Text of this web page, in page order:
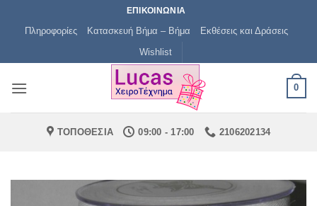
ΕΠΙΚΟΙΝΩΝΙΑ
Πληροφορίες Κατασκευή Βήμα – Βήμα
Εκθέσεις και Δράσεις
Wishlist
0
ΤΟΠΟΘΕΣΙΑ 09:00 - 17:00 2106202134